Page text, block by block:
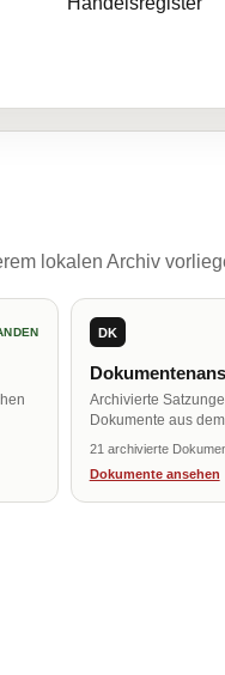
lokalen Archiv
DK
Archivierte
Dokumente aus
21 archivierte
Dokumente ansehen